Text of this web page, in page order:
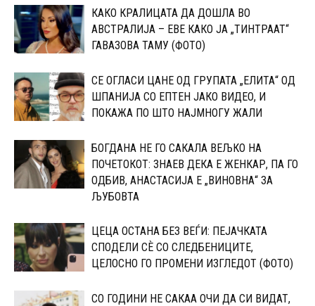
КАКО КРАЛИЦАТА ДА ДОШЛА ВО
АВСТРАЛИЈА – ЕВЕ КАКО ЈА „ТИНТРААТ“
ГАВАЗОВА ТАМУ (ФОТО)
CЕ ОГЛАСИ ЦАНЕ ОД ГРУПАТА „ЕЛИТА“ ОД
ШПАНИЈА CО ЕПТЕН ЈАКО ВИДЕО, И
ПОКАЖА ПО ШТО НАЈМНОГУ ЖАЛИ
БОГДАНА НЕ ГО САКАЛА ВЕЉКО НА
ПОЧЕТОКОТ: 3НАЕВ ДЕКА Е ЖЕНКАР, ПА ГО
ОДБИВ, АНАСТАСИЈА Е „ВИНОВНА“ ЗА
ЉУБОВТА
ЦЕЦА ОСТАНА БЕЗ ВЕЃИ: ПЕЈАЧКАТА
СПОДЕЛИ СЀ СО CЛЕДБЕНИЦИТЕ,
ЦЕЛОСНО ГО ПРОМЕНИ ИЗГЛЕДОТ (ФОТО)
СО ГОДИНИ НЕ САКАА ОЧИ ДА СИ ВИДАТ,